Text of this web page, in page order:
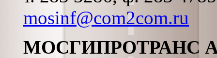
mosinf@com2com.ru
МОСГИПРОТРАНС